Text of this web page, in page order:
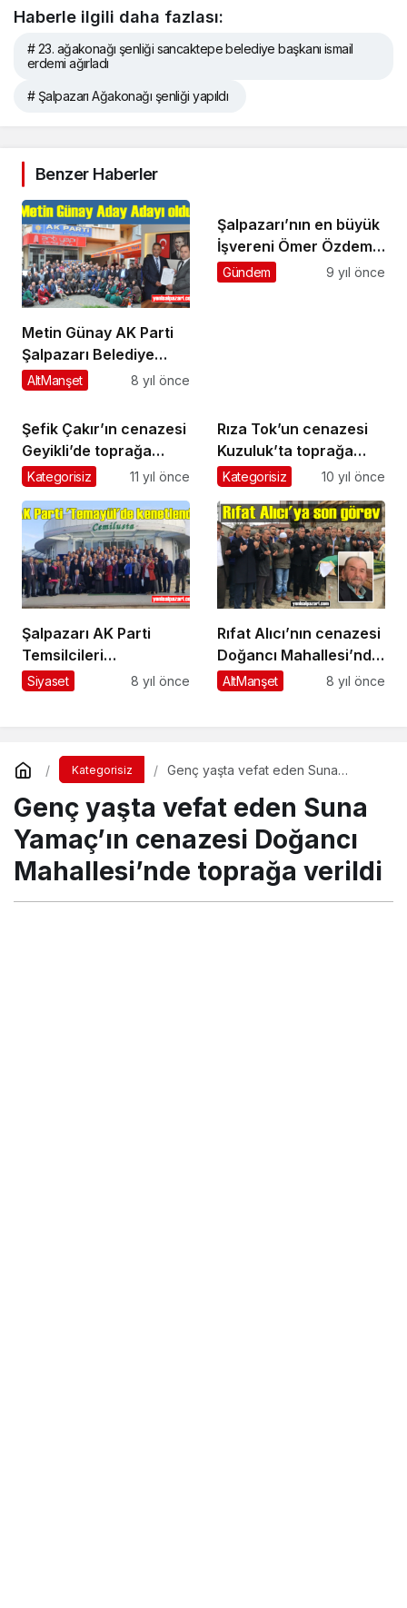
Haberle ilgili daha fazlası:
# 23. ağakonağı şenliği sancaktepe belediye başkanı ismail
erdemi ağırladı
# Şalpazarı Ağakonağı şenliği yapıldı
Benzer Haberler
Metin Günay AK Parti
Şalpazarı Belediye
Başkan Aday Adayı
AltManşet 8 yıl önce
Şalpazarı’nın en büyük
İşvereni Ömer Özdemir
Acısu’da iftar verdi
Gündem 9 yıl önce
Şefik Çakır’ın cenazesi
Geyikli’de toprağa
verildi
Kategorisiz 11 yıl önce
Rıza Tok’un cenazesi
Kuzuluk’ta toprağa
verildi
Kategorisiz 10 yıl önce
Şalpazarı AK Parti
Temsilcileri
Trabzon’daki Temayül
Siyaset 8 yıl önce
Rıfat Alıcı’nın cenazesi
Doğancı Mahallesi’nde
toprağa verildi
AltManşet 8 yıl önce
Kategorisiz
Genç yaşta vefat eden Suna
Mahallesi’nde toprağa verildi
Genç yaşta vefat eden Suna
Yamaç’ın cenazesi Doğancı
Mahallesi’nde toprağa verildi